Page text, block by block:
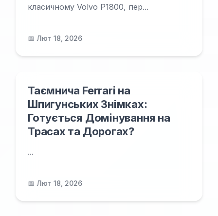
класичному Volvo P1800, пер...
📅 Лют 18, 2026
Таємнича Ferrari на
Шпигунських Знімках:
Готується Домінування на
Трасах та Дорогах?
...
📅 Лют 18, 2026